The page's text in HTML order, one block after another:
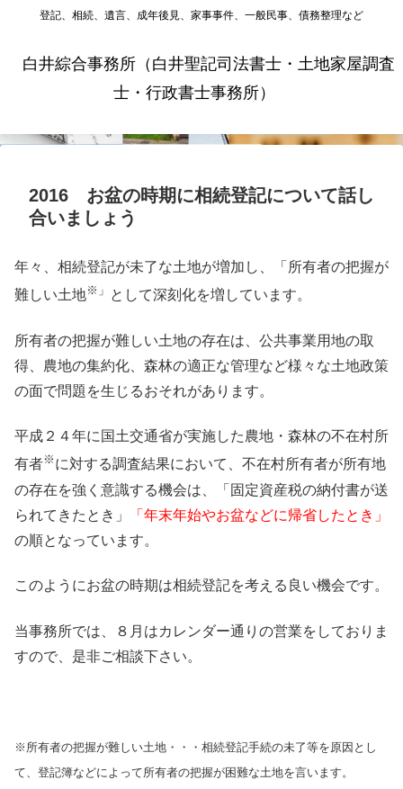
登記、相続、遺言、成年後見、家事事件、一般民事、債務整理など
白井綜合事務所（白井聖記司法書士・土地家屋調査
士・行政書士事務所）
2016 お盆の時期に相続登記について話し
合いましょう
年々、相続登記が未了な土地が増加し、「所有者の把握が
難しい土地※」 として深刻化を増しています。
所有者の把握が難しい土地の存在は、公共事業用地の取
得、農地の集約化、森林の適正な管理など様々な土地政策
の面で問題を生じるおそれがあります。
平成２４年に国土交通省が実施した農地・森林の不在村所
有者※ に対する調査結果において、不在村所有者が所有地
の存在を強く意識する機会は、「固定資産税の納付書が送
られてきたとき」
「年末年始やお盆などに帰省したとき」
の順となっています。
このようにお盆の時期は相続登記を考える良い機会です。
当事務所では、８月はカレンダー通りの営業をしておりま
すので、是非ご相談下さい。
※所有者の把握が難しい土地・・・相続登記手続の未了等を原因とし
て、登記簿などによって所有者の把握が困難な土地を言います。